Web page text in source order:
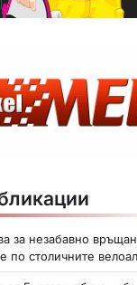
за незабавно
по столичните